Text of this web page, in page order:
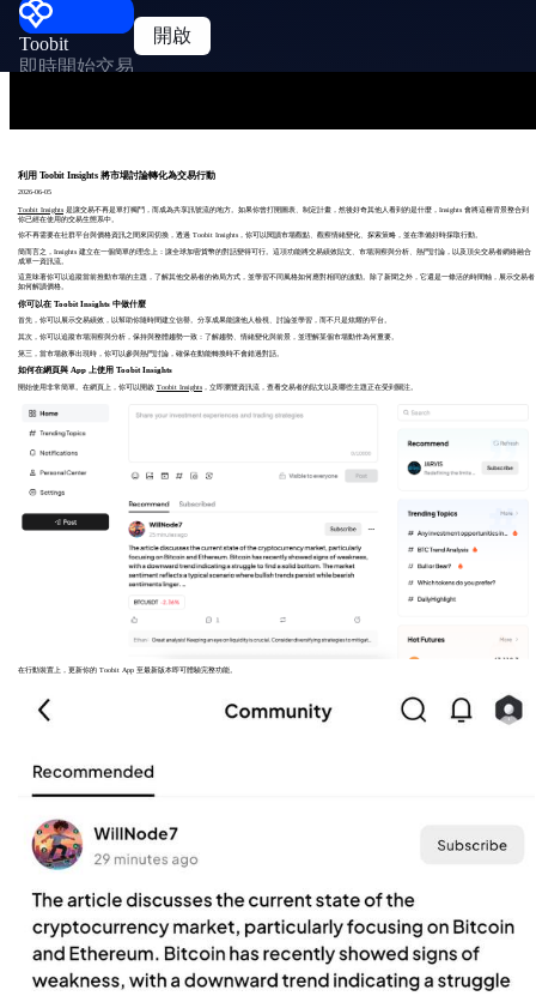
Toobit
即時開始交易
開啟
利用 Toobit Insights 將市場討論轉化為交易行動
2026-06-05
Toobit Insights是讓交易不再是單打獨鬥，而成為共享訊號流的地方。如果你曾打開圖表、制定計畫，然後好奇其他人看到的是什麼，Insights 會將這種背景整合到
你已經在使用的交易生態系中。
你不再需要在社群平台與價格資訊之間來回切換，透過 Toobit Insights，你可以閱讀市場觀點、觀察情緒變化、探索策略，並在準備好時採取行動。
簡而言之，Insights 建立在一個簡單的理念上：讓全球加密貨幣的對話變得可行。這項功能將交易績效貼文、市場洞察與分析、熱門討論，以及頂尖交易者網絡融合
成單一資訊流。
這意味著你可以追蹤當前推動市場的主題，了解其他交易者的佈局方式，並學習不同風格如何應對相同的波動。除了新聞之外，它還是一條活的時間軸，展示交易者
如何解讀價格。
你可以在 Toobit Insights 中做什麼
首先，你可以展示交易績效，以幫助你隨時間建立信譽。分享成果能讓他人檢視、討論並學習，而不只是炫耀的平台。
其次，你可以追蹤市場洞察與分析，保持與整體趨勢一致：了解趨勢、情緒變化與前景，並理解某個市場動作為何重要。
第三，當市場敘事出現時，你可以參與熱門討論，確保在動能轉換時不會錯過對話。
如何在網頁與 App 上使用 Toobit Insights
開始使用非常簡單。在網頁上，你可以開啟 Toobit Insights，立即瀏覽資訊流，查看交易者的貼文以及哪些主題正在受到關注。
在行動裝置上，更新你的 Toobit App 至最新版本即可體驗完整功能。